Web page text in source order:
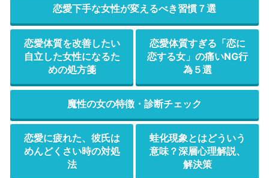
恋愛下手な女性が変えるべき習慣７選
恋愛体質を改善したい
自立した女性になるた
めの処方箋
恋愛体質すぎる「恋に
恋する女」の痛いNG行
為５選
魔性の女の特徴・診断チェック
恋愛に疲れた、彼氏は
めんどくさい時の対処
法
蛙化現象とはどういう
意味？深層心理解説、
解決策